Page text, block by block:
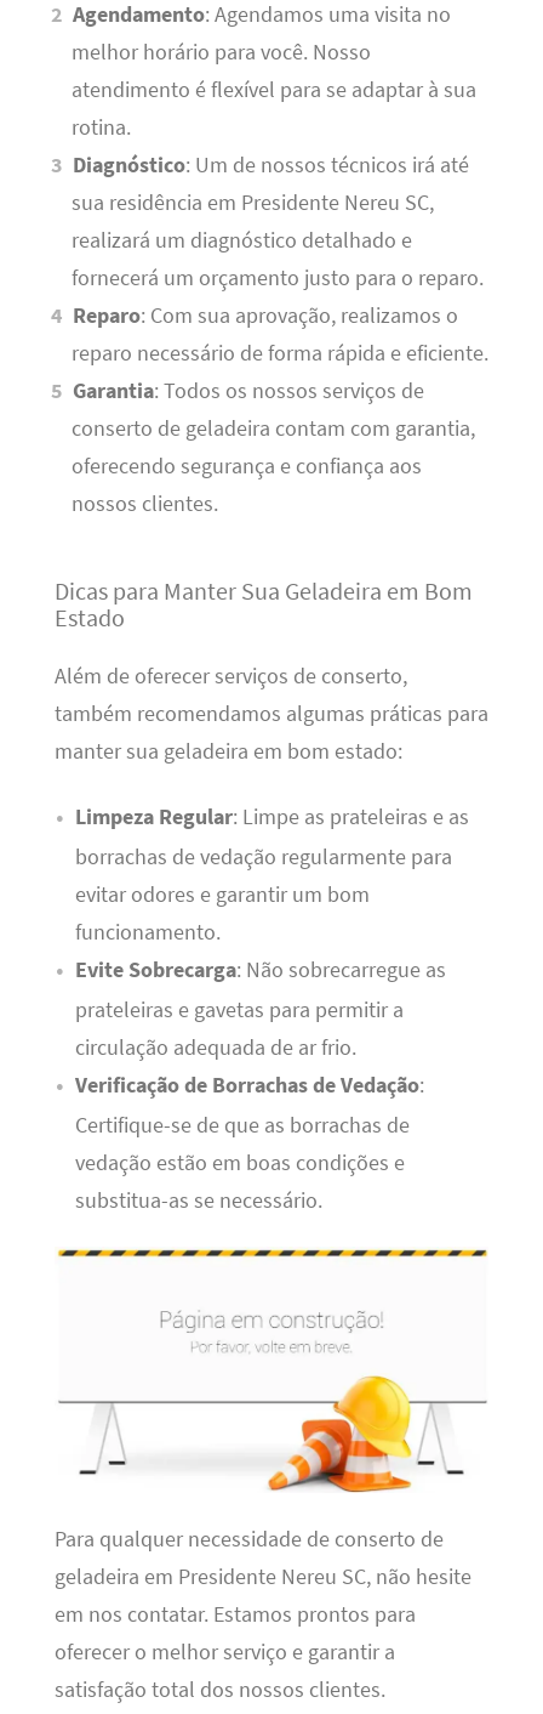
Agendamento: Agendamos uma visita no
melhor horário para você. Nosso
atendimento é flexível para se adaptar à sua
rotina.
Diagnóstico: Um de nossos técnicos irá até
sua residência em Presidente Nereu SC,
realizará um diagnóstico detalhado e
fornecerá um orçamento justo para o reparo.
Reparo: Com sua aprovação, realizamos o
reparo necessário de forma rápida e eficiente.
Garantia: Todos os nossos serviços de
conserto de geladeira contam com garantia,
oferecendo segurança e confiança aos
nossos clientes.
Dicas para Manter Sua Geladeira em Bom
Estado
Além de oferecer serviços de conserto,
também recomendamos algumas práticas para
manter sua geladeira em bom estado:
Limpeza Regular: Limpe as prateleiras e as
borrachas de vedação regularmente para
evitar odores e garantir um bom
funcionamento.
Evite Sobrecarga: Não sobrecarregue as
prateleiras e gavetas para permitir a
circulação adequada de ar frio.
Verificação de Borrachas de Vedação:
Certifique-se de que as borrachas de
vedação estão em boas condições e
substitua-as se necessário.
Para qualquer necessidade de conserto de
geladeira em Presidente Nereu SC, não hesite
em nos contatar. Estamos prontos para
oferecer o melhor serviço e garantir a
satisfação total dos nossos clientes.